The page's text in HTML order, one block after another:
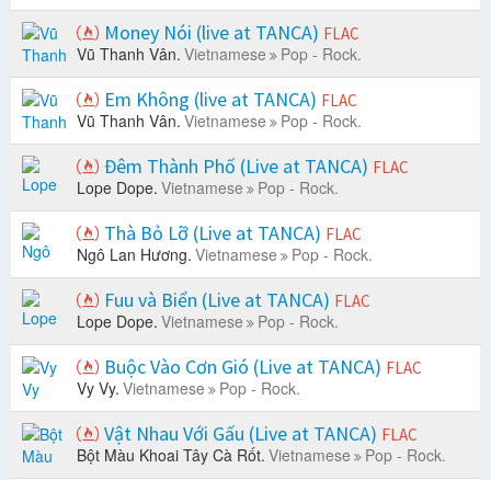
Money Nói (live at TANCA) FLAC
Vũ Thanh Vân. Vietnamese Pop - Rock.
Em Không (live at TANCA) FLAC
Vũ Thanh Vân. Vietnamese Pop - Rock.
Đêm Thành Phố (Live at TANCA) FLAC
Lope Dope. Vietnamese Pop - Rock.
Thà Bỏ Lỡ (Live at TANCA) FLAC
Ngô Lan Hương. Vietnamese Pop - Rock.
Fuu và Biển (Live at TANCA) FLAC
Lope Dope. Vietnamese Pop - Rock.
Buộc Vào Cơn Gió (Live at TANCA) FLAC
Vy Vy. Vietnamese Pop - Rock.
Vật Nhau Với Gấu (Live at TANCA) FLAC
Bột Màu Khoai Tây Cà Rốt. Vietnamese Pop - Rock.